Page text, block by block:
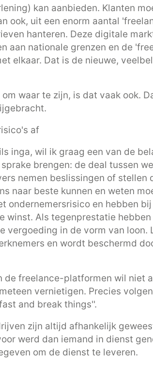
kan aanbieden. Klanten
ook, uit een enorm aantal
hanteren. Deze digitale
aan nationale grenzen en de
elkaar. Dat is de nieuwe,
waar te zijn, is dat vaak ook.
af
inga, wil ik graag een van de
brengen: de deal tussen
nemen beslissingen of stellen
naar beste kunnen en weten
ondernemersrisico en hebben
winst. Als tegenprestatie hebben
vergoeding in de vorm van loon.
en wordt beschermd
de freelance-platformen wil niet
vernietigen. Precies
and break things''.
zijn altijd afhankelijk
werd dan iemand in dienst
om de dienst te leveren.